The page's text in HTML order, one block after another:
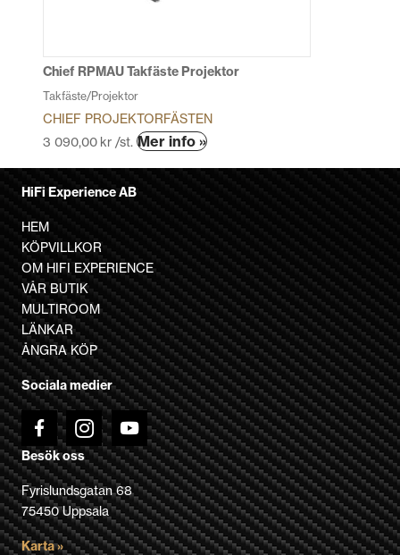
produktsidan
Chief RPMAU Takfäste Projektor
Takfäste/Projektor
CHIEF PROJEKTORFÄSTEN
3 090,00 kr /st. Mer info »Den
varianter.
De
olika
alternativen
kan
väljas
på
produktsidan
HiFi Experience AB
HEM
KÖPVILLKOR
OM HIFI EXPERIENCE
VÅR BUTIK
MULTIROOM
LÄNKAR
ÅNGRA KÖP
Sociala medier
Besök oss
Fyrislundsgatan 68
75450 Uppsala
Karta »